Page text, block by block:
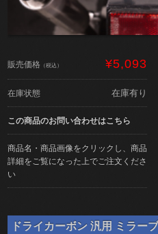
販売価格 （税込） ¥5,093
在庫状態 在庫有り
この商品のお問い合わせはこちら
商品名・商品画像をクリックし、商品
詳細をご覧になった上でご注文くださ
い
ドライカーボン 汎用 ミラー